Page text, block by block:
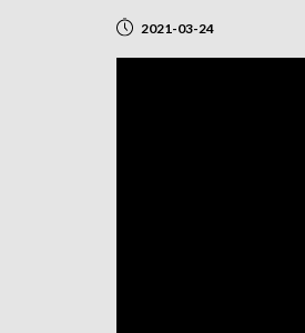
2021-03-24